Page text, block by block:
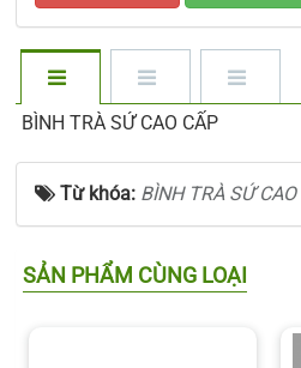
BÌNH TRÀ SỨ CAO CẤP
Từ khóa: BÌNH TRÀ SỨ CAO
SẢN PHẨM CÙNG LOẠI